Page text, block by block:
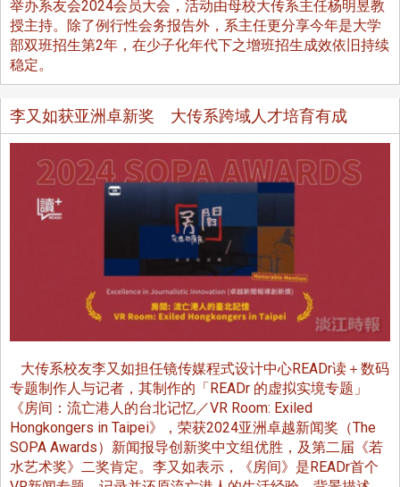
举办系友会2024会员大会，活动由母校大传系主任杨明昱教
授主持。除了例行性会务报告外，系主任更分享今年是大学
部双班招生第2年，在少子化年代下之增班招生成效依旧持续
稳定。
李又如获亚洲卓新奖 大传系跨域人才培育有成
大传系校友李又如担任镜传媒程式设计中心READr读＋数码
专题制作人与记者，其制作的「READr 的虚拟实境专题」
《房间：流亡港人的台北记忆／VR Room: Exiled
Hongkongers in Taipei》，荣获2024亚洲卓越新闻奖（The
SOPA Awards）新闻报导创新奖中文组优胜，及第二届《若
水艺术奖》二奖肯定。李又如表示，《房间》是READr首个